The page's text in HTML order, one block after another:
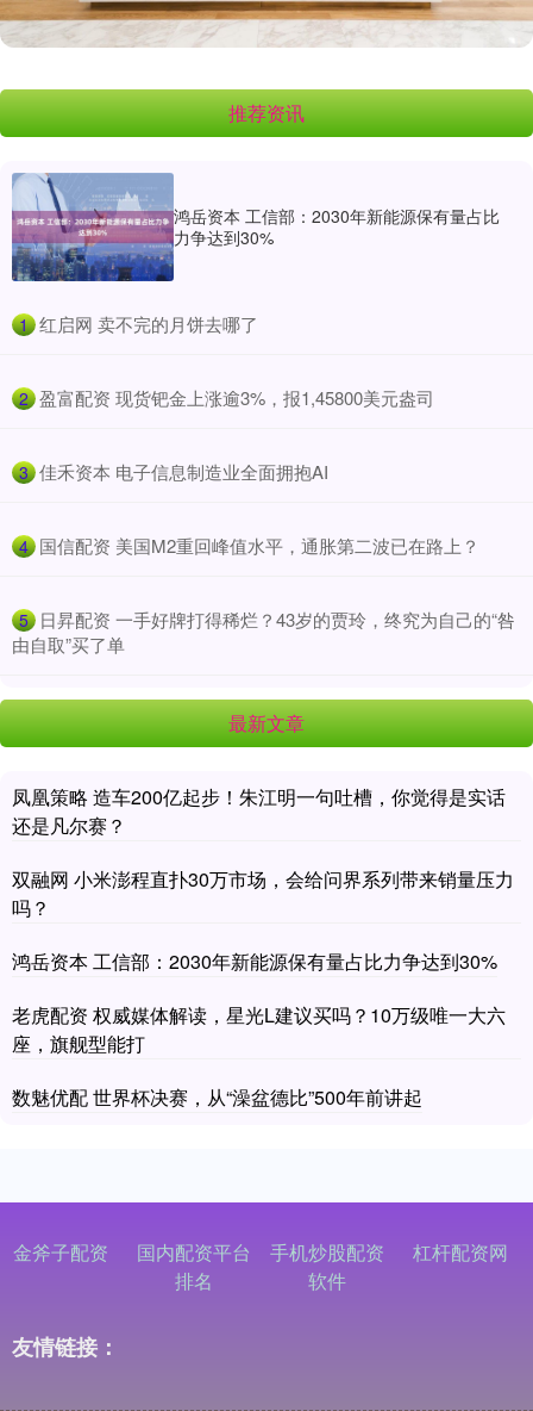
推荐资讯
鸿岳资本 工信部：2030年新能源保有量占比
力争达到30%
1 ​红启网 卖不完的月饼去哪了
2 ​盈富配资 现货钯金上涨逾3%，报1,45800美元盎司
3 ​佳禾资本 电子信息制造业全面拥抱AI
4 ​国信配资 美国M2重回峰值水平，通胀第二波已在路上？
5 ​日昇配资 一手好牌打得稀烂？43岁的贾玲，终究为自己的“咎
由自取”买了单
最新文章
凤凰策略 造车200亿起步！朱江明一句吐槽，你觉得是实话
还是凡尔赛？
双融网 小米澎程直扑30万市场，会给问界系列带来销量压力
吗？
鸿岳资本 工信部：2030年新能源保有量占比力争达到30%
老虎配资 权威媒体解读，星光L建议买吗？10万级唯一大六
座，旗舰型能打
数魅优配 世界杯决赛，从“澡盆德比”500年前讲起
金斧子配资
国内配资平台
排名
手机炒股配资
软件
杠杆配资网
友情链接：